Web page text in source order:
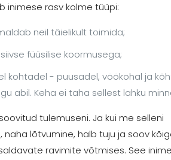
inimese rasv kolme tüüpi:
neil täielikult toimida;
füüsilise koormusega;
kohtadel - puusadel, vöökohal ja
abil. Keha ei taha sellest lahku
tulemuseni. Ja kui me selleni
lõtvumine, halb tuju ja soov
ravimite võtmises. See